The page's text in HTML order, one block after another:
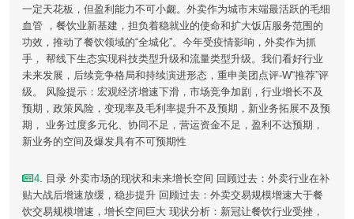
一定天花板，但盈利能力不可小觑。外卖作为城市末端最活跃的毛细
血管 ，餐饮业新基建，担负着稳就业的使命和扩大饭店服务范围的
功效，推动了餐饮领域的“全城化”。今年受疫情影响，外卖作为抓
手， 帮线下生态实现科技类型升级和流量类型升级。我们看好行业
未来发展，后续竞争格局和持续演进形态，重申美团点评-W“推荐”评
级。 风险提示：宏观经济增速下滑，市场竞争加剧，行业增长不及
预期，政策风险，变现率及毛利率提升不及预期，新业务拓展不及预
期， 业务过度多元化、协同不足，营运资金不足，盈利不达预期，
新业务的空间及爆发具有不可预期性
4. 目录 外卖市场的现状和未来增长空间 回顾过去：外卖行业在补
贴大战后增速放缓，稳步提升 回顾过去：外卖交易规模增速大于餐
饮交易规模增速，增长空间巨大 现状分析：新冠让餐饮行业受挫，